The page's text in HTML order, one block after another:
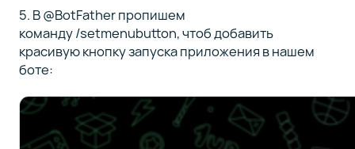
5. В @BotFather пропишем
команду /setmenubutton, чтоб добавить
красивую кнопку запуска приложения в нашем
боте: